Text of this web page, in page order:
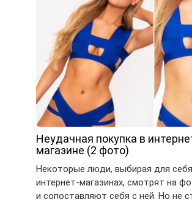
Неудачная покупка в
магазине (2 фото)
Некоторые люди, выбирая для
интернет-магазинах, смотрят на
и сопоставляют себя с ней. Но не